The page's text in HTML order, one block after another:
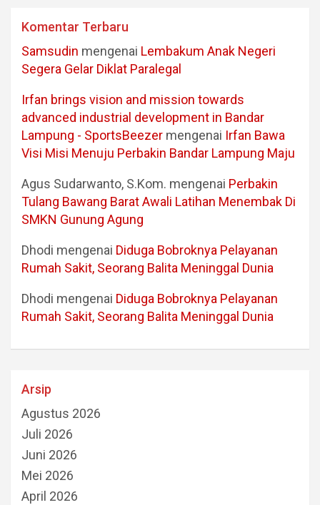
Komentar Terbaru
Samsudin mengenai Lembakum Anak Negeri
Segera Gelar Diklat Paralegal
Irfan brings vision and mission towards
advanced industrial development in Bandar
Lampung - SportsBeezer mengenai Irfan Bawa
Visi Misi Menuju Perbakin Bandar Lampung Maju
Agus Sudarwanto, S.Kom. mengenai Perbakin
Tulang Bawang Barat Awali Latihan Menembak Di
SMKN Gunung Agung
Dhodi mengenai Diduga Bobroknya Pelayanan
Rumah Sakit, Seorang Balita Meninggal Dunia
Dhodi mengenai Diduga Bobroknya Pelayanan
Rumah Sakit, Seorang Balita Meninggal Dunia
Arsip
Agustus 2026
Juli 2026
Juni 2026
Mei 2026
April 2026